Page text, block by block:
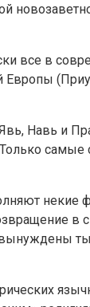
все в
Европы
Навь и
самые
некие
в